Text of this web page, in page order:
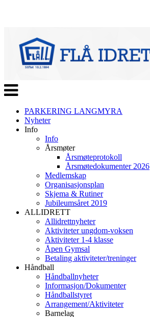
Veksle
navigasjon
PARKERING LANGMYRA
Nyheter
Info
Info
Årsmøter
Årsmøteprotokoll
Årsmøtedokumenter 2026
Medlemskap
Organisasjonsplan
Skjema & Rutiner
Jubileumsåret 2019
ALLIDRETT
Allidrettnyheter
Aktiviteter ungdom-voksen
Aktiviteter 1-4 klasse
Åpen Gymsal
Betaling aktiviteter/treninger
Håndball
Håndballnyheter
Informasjon/Dokumenter
Håndballstyret
Arrangement/Aktiviteter
Barnelag